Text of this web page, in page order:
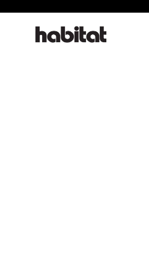
habitat online